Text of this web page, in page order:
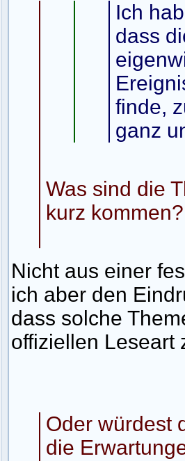
Ich
dass
finde,
ganz
Was sind die
kurz kommen?
Nicht aus einer
ich aber den
dass solche
offiziellen Leseart
Oder würdest
die